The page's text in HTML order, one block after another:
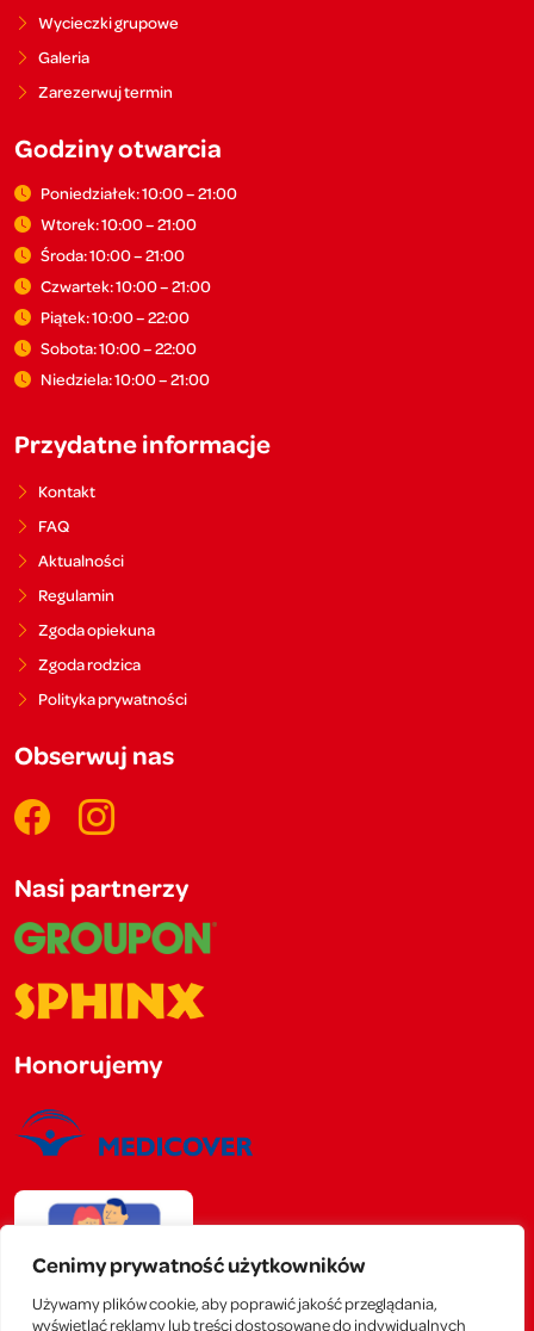
Cenimy prywatność użytkowników
Używamy plików cookie, aby poprawić jakość przeglądania,
wyświetlać reklamy lub treści dostosowane do indywidualnych
Wycieczki grupowe
Galeria
Zarezerwuj termin
Godziny otwarcia
Poniedziałek: 10:00 – 21:00
Wtorek: 10:00 – 21:00
Środa: 10:00 – 21:00
Czwartek: 10:00 – 21:00
Piątek: 10:00 – 22:00
Sobota: 10:00 – 22:00
Niedziela: 10:00 – 21:00
Przydatne informacje
Kontakt
FAQ
Aktualności
Regulamin
Zgoda opiekuna
Zgoda rodzica
Polityka prywatności
Obserwuj nas
Nasi partnerzy
Honorujemy